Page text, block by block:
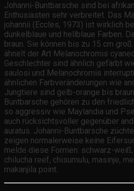
Johanni-Buntbarsche sind bei
Enthusiasten sehr verbreitet. Das
johannii (Eccles, 1973) ist wirklich
dunkelblaue und hellblaue Farben.
braun. Sie können bis zu 15 cm
ähnelt der Art Melanochromis
Geschlechter sind ähnlich gefärbt
saulosi und Melanochromis
ähnlichen Farbveränderungen wie
Jungtiere sind gelb-orange bis
Buntbarsche gehören zu den
so aggressiv wie Maylandia und
auch rücksichtsvoller gegenüber
auratus. Johanni-Buntbarsche
zeigen normalerweise keine
melde diese Formen: schwarz-
chilucha reef, chisumulu, masinje,
makanjila point.